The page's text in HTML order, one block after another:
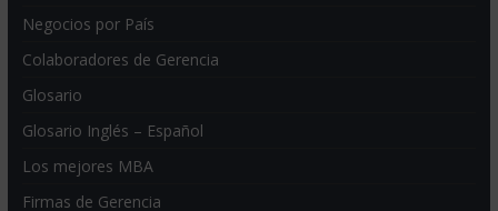
Negocios por País
Colaboradores de Gerencia
Glosario
Glosario Inglés – Español
Los mejores MBA
Firmas de Gerencia